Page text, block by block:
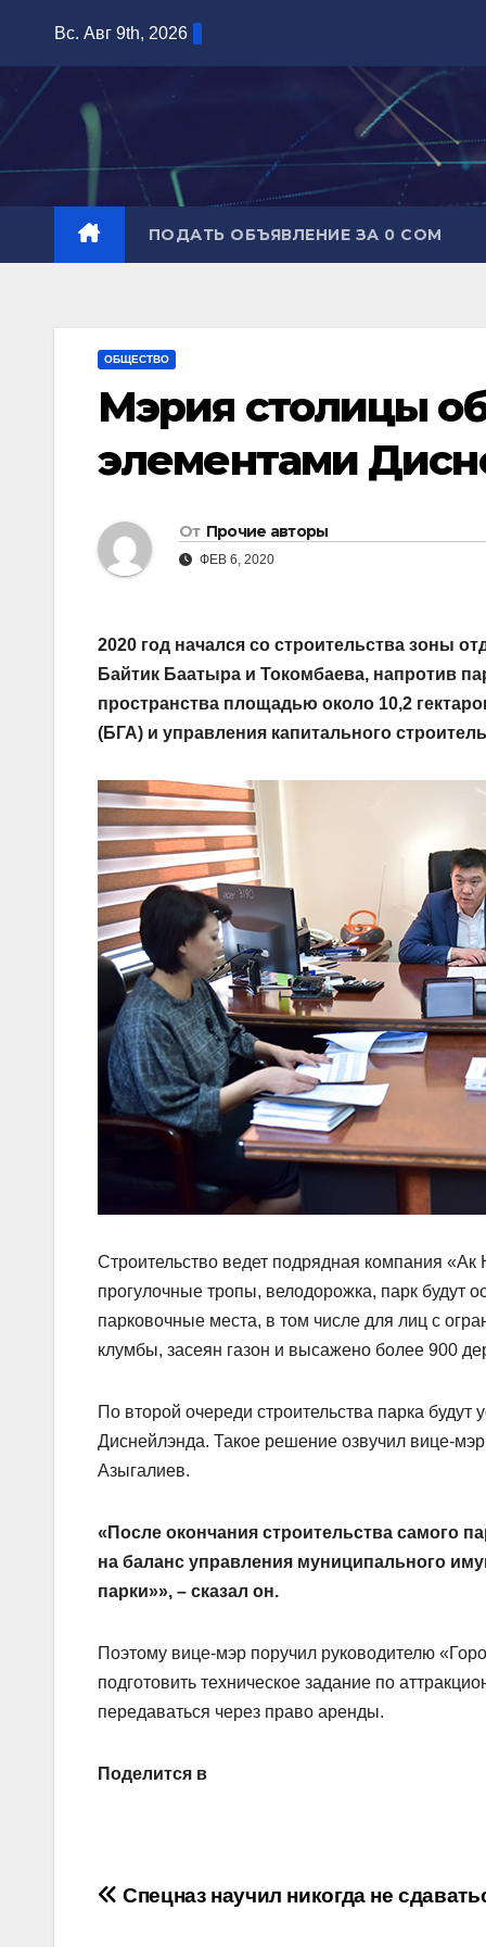
содержимому
Вс. Авг 9th, 2026
ПОДАТЬ ОБЪЯВЛЕНИЕ ЗА 0 СОМ
ОБЩЕСТВО
Мэрия столицы
элементами
От Прочие авторы
ФЕВ 6, 2020
2020 год начался со строительства зоны
Байтик Баатыра и Токомбаева, напротив
пространства площадью около 10,2
(БГА) и управления капитального
Строительство ведет подрядная компания
прогулочные тропы, велодорожка, парк
парковочные места, в том числе для лиц с
клумбы, засеян газон и высажено более 900
По второй очереди строительства парка
Диснейлэнда. Такое решение озвучил вице-
Азыгалиев.
«После окончания строительства самого
на баланс управления муниципального
парки»», – сказал он.
Поэтому вице-мэр поручил руководителю
подготовить техническое задание по
передаваться через право аренды.
Поделится в
Навигация
Спецназ научил никогда не